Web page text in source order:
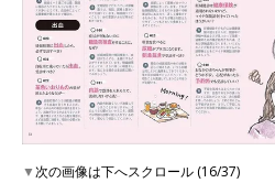
▼次の画像は下へスクロール (16/37)